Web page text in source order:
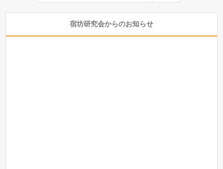
宿坊研究会からのお知らせ